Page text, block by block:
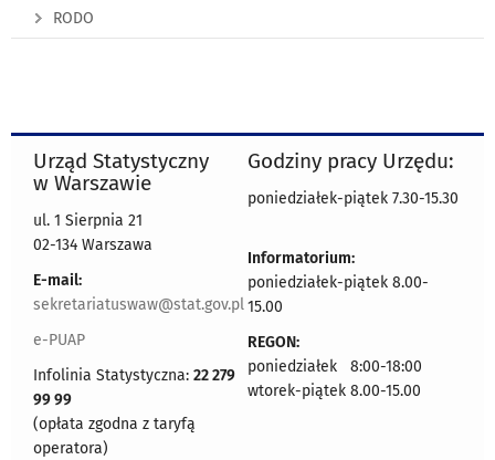
RODO
Urząd Statystyczny
w Warszawie
ul. 1 Sierpnia 21
02-134 Warszawa
E-mail:
sekretariatuswaw@stat.gov.pl
e-PUAP
Infolinia Statystyczna: 22 279
99 99
(opłata zgodna z taryfą
operatora)
Godziny pracy Urzędu:
poniedziałek-piątek 7.30-15.30
Informatorium:
poniedziałek-piątek 8.00-
15.00
REGON:
poniedziałek 8:00-18:00
wtorek-piątek 8.00-15.00